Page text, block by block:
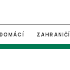
DOMÁCÍ ZAHRANIČÍ